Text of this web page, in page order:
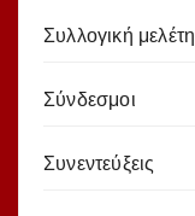
Συλλογική μελέτη
Σύνδεσμοι
Συνεντεύξεις